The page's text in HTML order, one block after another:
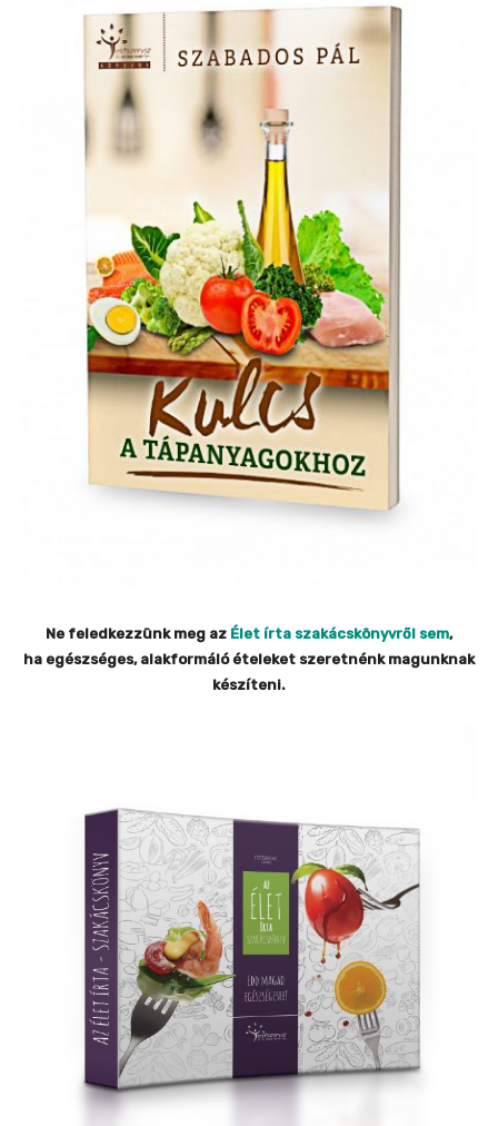
Ne feledkezzünk meg az Élet írta szakácskönyvről sem,
ha egészséges, alakformáló ételeket szeretnénk magunknak
készíteni.